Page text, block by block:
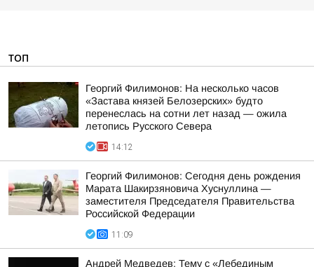
ТОП
Георгий Филимонов: На несколько часов
«Застава князей Белозерских» будто
перенеслась на сотни лет назад — ожила
летопись Русского Севера
14:12
Георгий Филимонов: Сегодня день рождения
Марата Шакирзяновича Хуснуллина —
заместителя Председателя Правительства
Российской Федерации
11:09
Андрей Медведев: Тему с «Лебединым